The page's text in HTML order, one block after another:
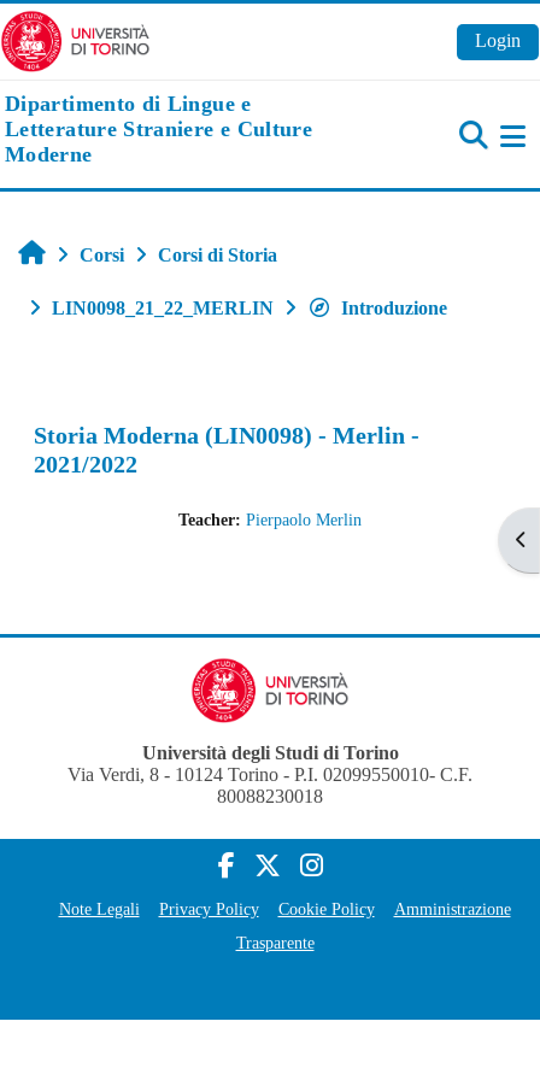
Vai al contenuto principale
Login
Dipartimento di Lingue e
Letterature Straniere e Culture
Moderne
Home
Corsi Corsi di Storia
LIN0098_21_22_MERLIN Introduzione
Storia Moderna (LIN0098) - Merlin -
2021/2022
Teacher: Pierpaolo Merlin
Università degli Studi di Torino
Via Verdi, 8 - 10124 Torino - P.I. 02099550010- C.F.
80088230018
Note Legali Privacy Policy Cookie Policy
Amministrazione
Trasparente